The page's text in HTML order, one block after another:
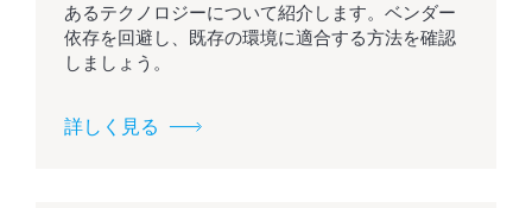
あるテクノロジーについて紹介します。ベンダー
依存を回避し、既存の環境に適合する方法を確認
しましょう。
詳しく見る